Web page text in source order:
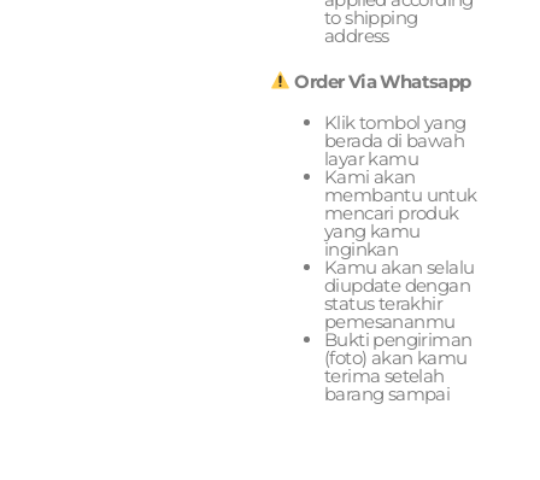
to shipping
address
Order Via Whatsapp
Klik tombol yang
berada di bawah
layar kamu
Kami akan
membantu untuk
mencari produk
yang kamu
inginkan
Kamu akan selalu
diupdate dengan
status terakhir
pemesananmu
Bukti pengiriman
(foto) akan kamu
terima setelah
barang sampai